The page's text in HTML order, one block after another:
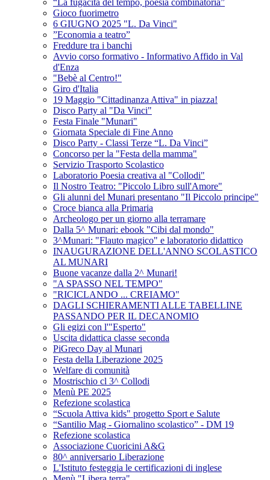
“La fugacità del tempo, poesia combinatoria”
Gioco fuorimetro
6 GIUGNO 2025 "L. Da Vinci"
”Economia a teatro”
Freddure tra i banchi
Avvio corso formativo - Informativo Affido in Val
d'Enza
"Bebè al Centro!"
Giro d'Italia
19 Maggio "Cittadinanza Attiva" in piazza!
Disco Party al "Da Vinci"
Festa Finale "Munari"
Giornata Speciale di Fine Anno
Disco Party - Classi Terze “L. Da Vinci”
Concorso per la "Festa della mamma"
Servizio Trasporto Scolastico
Laboratorio Poesia creativa al "Collodi"
Il Nostro Teatro: "Piccolo Libro sull'Amore"
Gli alunni del Munari presentano "Il Piccolo principe"
Croce bianca alla Primaria
Archeologo per un giorno alla terramare
Dalla 5^ Munari: ebook "Cibi dal mondo"
3^Munari: "Flauto magico" e laboratorio didattico
INAUGURAZIONE DELL'ANNO SCOLASTICO
AL MUNARI
Buone vacanze dalla 2^ Munari!
"A SPASSO NEL TEMPO"
"RICICLANDO ... CREIAMO"
DAGLI SCHIERAMENTI ALLE TABELLINE
PASSANDO PER IL DECANOMIO
Gli egizi con l'"Esperto"
Uscita didattica classe seconda
PiGreco Day al Munari
Festa della Liberazione 2025
Welfare di comunità
Mostrischio cl 3^ Collodi
Menù PE 2025
Refezione scolastica
“Scuola Attiva kids" progetto Sport e Salute
“Santilio Mag - Giornalino scolastico” - DM 19
Refezione scolastica
Associazione Cuoricini A&G
80^ anniversario Liberazione
L'Istituto festeggia le certificazioni di inglese